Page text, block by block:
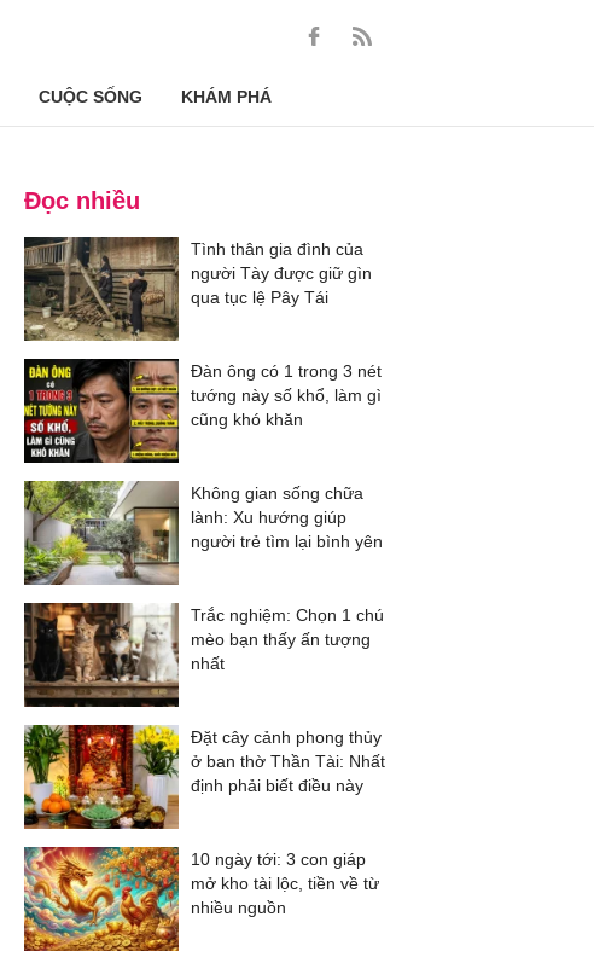
CUỘC SỐNG KHÁM PHÁ
Đọc nhiều
Tình thân gia đình của
người Tày được giữ gìn
qua tục lệ Pây Tái
Đàn ông có 1 trong 3 nét
tướng này số khổ, làm gì
cũng khó khăn
Không gian sống chữa
lành: Xu hướng giúp
người trẻ tìm lại bình yên
Trắc nghiệm: Chọn 1 chú
mèo bạn thấy ấn tượng
nhất
Đặt cây cảnh phong thủy
ở ban thờ Thần Tài: Nhất
định phải biết điều này
10 ngày tới: 3 con giáp
mở kho tài lộc, tiền về từ
nhiều nguồn